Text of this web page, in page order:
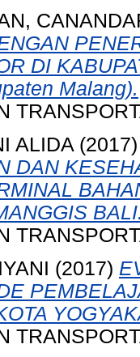
DI
Malang).
ALIDA
DAN
(2017)